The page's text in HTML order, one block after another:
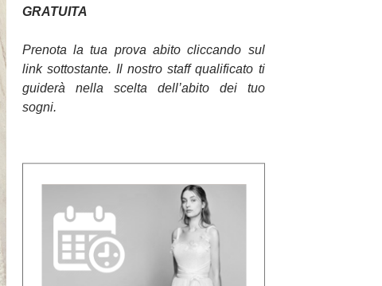
GRATUITA
Prenota la tua prova abito cliccando sul
link sottostante. Il nostro staff qualificato ti
guiderà nella scelta dell’abito dei tuo
sogni.